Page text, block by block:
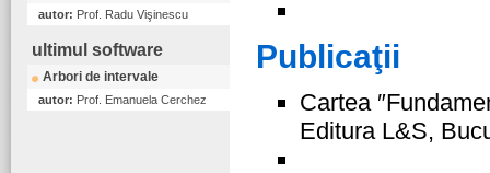
autor: Prof. Radu Vişinescu
ultimul software
Arbori de intervale
autor: Prof. Emanuela Cerchez
Publicaţii
Cartea
Editura L&S,